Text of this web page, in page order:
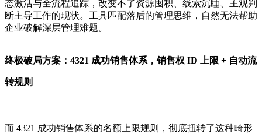
态激活与全流程追踪，改变不了资源囤积、线索沉睡、主观判
断主导工作的现状。工具匹配落后的管理思维，自然无法帮助
企业破解深层管理难题。
终极破局方案：4321 成功销售体系，销售权 ID 上限 + 自动流
转规则
而 4321 成功销售体系的名额上限规则，彻底扭转了这种畸形